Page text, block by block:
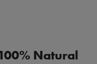
Natural